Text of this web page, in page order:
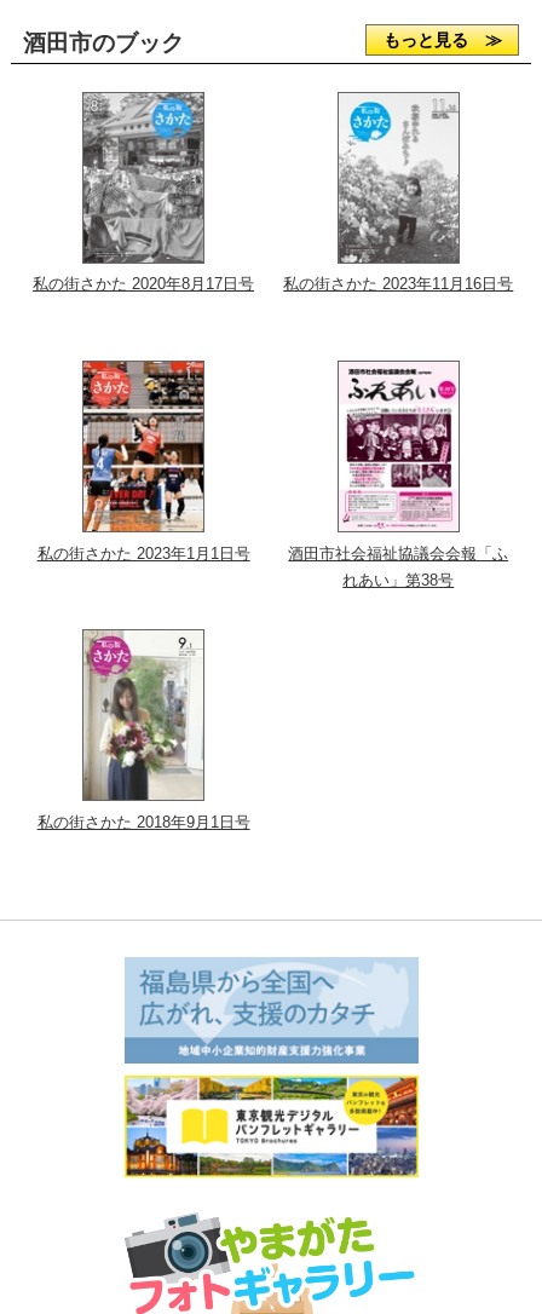
酒田市のブック もっと見る ≫
私の街さかた 2020年8月17日号 私の街さかた 2023年11月16日号
私の街さかた 2023年1月1日号
酒田市社会福祉協議会会報「ふ
れあい」第38号
私の街さかた 2018年9月1日号